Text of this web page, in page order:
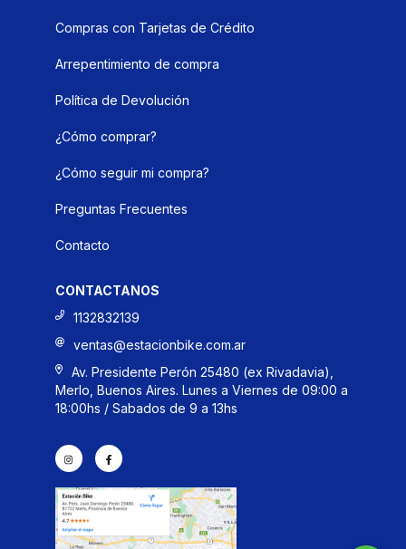
Compras con Tarjetas de Crédito
Arrepentimiento de compra
Política de Devolución
¿Cómo comprar?
¿Cómo seguir mi compra?
Preguntas Frecuentes
Contacto
CONTACTANOS
1132832139
ventas@estacionbike.com.ar
Av. Presidente Perón 25480 (ex Rivadavia),
Merlo, Buenos Aires. Lunes a Viernes de 09:00 a
18:00hs / Sabados de 9 a 13hs